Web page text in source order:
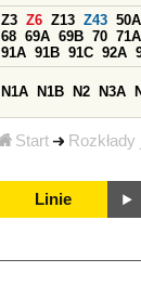
Start Rozkłady
Z3 Z6 Z13 Z43 50A
68 69A 69B 70 71A
91A 91B 91C 92A
N1A N1B N2 N3A
Linie